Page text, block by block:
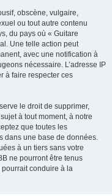
obscène, vulgaire,
ou tout autre contenu
du pays où « Guitare
Une telle action peut
avec une notification à
nécessaire. L’adresse IP
à faire respecter ces
le droit de supprimer,
à tout moment, à notre
que toutes les
dans une base de données.
à un tiers sans votre
ne pourront être tenus
conduire à la